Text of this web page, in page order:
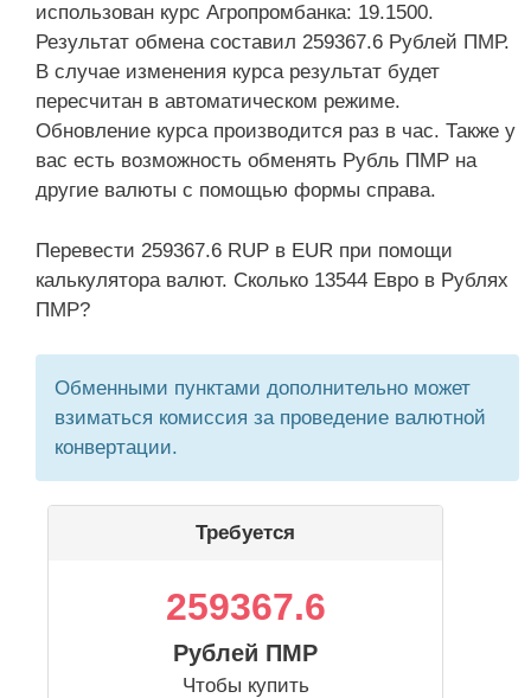
использован курс Агропромбанка: 19.1500.
Результат обмена составил 259367.6 Рублей ПМР.
В случае изменения курса результат будет
пересчитан в автоматическом режиме.
Обновление курса производится раз в час. Также у
вас есть возможность обменять Рубль ПМР на
другие валюты с помощью формы справа.
Перевести 259367.6 RUP в EUR при помощи
калькулятора валют. Сколько 13544 Евро в Рублях
ПМР?
Обменными пунктами дополнительно может
взиматься комиссия за проведение валютной
конвертации.
Требуется
259367.6
Рублей ПМР
Чтобы купить